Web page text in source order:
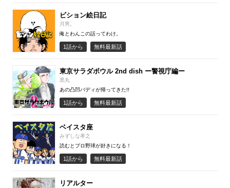
ビション絵日記
月男。
俺とわんこの話ってわけ。
1話から 無料最新話
東京サラダボウル 2nd dish ー警視庁編ー
黒丸
あの凸凹バディが帰ってきた!!
1話から 無料最新話
ベイスタ座
みずしな孝之
読むとプロ野球が好きになる！
1話から 無料最新話
リアルター